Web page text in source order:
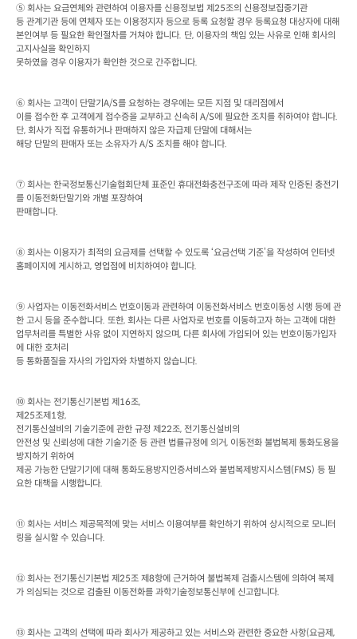
⑤ 회사는 요금연체와 관련하여 이용자를 신용정보법 제 25조의 신용정보집중기관
등 관계기관 등에 연체자 또는 이용정지자 등으로 등록 요청할 경우 등록요청 대상자에 대해
본인여부 등 필요한 확인절차를 거쳐야 합니다. 단, 이용자의 책임 있는 사유로 인해 회사의
고지사실을 확인하지
못하였을 경우 이용자가 확인한 것으로 간주합니다.
⑥ 회사는 고객이 단말기 A/S를 요청하는 경우에는 모든 지점 및 대리점에서
이를 접수한 후 고객에게 접수증을 교부하고 신속히 A/S에 필요한 조치를 취하여야 합니다
단, 회사가 직접 유통하거나 판매하지 않은 자급제 단말에 대해서는
해당 단말의 판매자 또는 소유자가 A/S 조치를 해야 합니다.
⑦ 회사는 한국정보통신기술협회단체 표준인 휴대전화충전구조에 따라 제작 인증된 충전기
를 이동전화단말기와 개별 포장하여
판매합니다.
⑧ 회사는 이용자가 최적의 요금제를 선택할 수 있도록 ‘요금선택 기준’을 작성하여 인터넷
홈페이지에 게시하고, 영업점에 비치하여야 합니다.
⑨ 사업자는 이동전화서비스 번호이동과 관련하여 이동전화서비스 번호이동성 시행 등에 관
한 고시 등을 준수합니다. 또한, 회사는 다른 사업자로 번호를 이동하고자 하는 고객에 대한
업무처리를 특별한 사유 없이 지연하지 않으며, 다른 회사에 가입되어 있는 번호이동가입자
에 대한 호처리
등 통화품질을 자사의 가입자와 차별하지 않습니다.
⑩ 회사는 전기통신기본법 제 16조
제 25조제 1항
전기통신설비의 기술기준에 관한 규정 제 22조, 전기통신설비의
안전성 및 신뢰성에 대한 기술기준 등 관련 법률규정에 의거, 이동전화 불법복제 통화도용을
방지하기 위하여
제공 가능한 단말기기에 대해 통화도용방지인증서비스와 불법복제방지시스템(FMS) 등 필
요한 대책을 시행합니다.
⑪ 회사는 서비스 제공목적에 맞는 서비스 이용여부를 확인하기 위하여 상시적으로 모니터
링을 실시할 수 있습니다.
⑫ 회사는 전기통신기본법 제 25조 제 8항에 근거하여 불법복제 검출시스템에 의하여 복제
가 의심되는 것으로 검출된 이동전화를 과학기술정보통신부에 신고합니다.
⑬ 회사는 고객의 선택에 따라 회사가 제공하고 있는 서비스와 관련한 중요한 사항(요금제